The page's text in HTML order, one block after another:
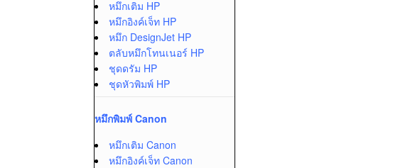
หมึกเติม HP
หมึกอิงค์เจ็ท HP
หมึก DesignJet HP
ตลับหมึกโทนเนอร์ HP
ชุดดรัม HP
ชุดหัวพิมพ์ HP
หมึกพิมพ์ Canon
หมึกเติม Canon
หมึกอิงค์เจ็ท Canon